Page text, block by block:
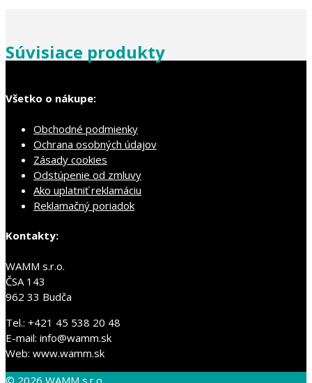
Súvisiace produkty
Všetko o nákupe:
Obchodné podmienky
Ochrana osobných údajov
Zásady cookies
Odstúpenie od zmluvy
Ako uplatniť reklamáciu
Reklamačný poriadok
Kontakty:
WAMM s.r.o.
ČSA 143
962 33 Budča
Tel.: +421 45 538 20 48
E-mail: info@wamm.sk
Web: www.wamm.sk